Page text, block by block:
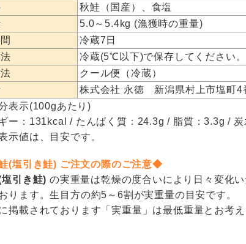
秋鮭（国産）、食塩
5.0～5.4kg (漁獲時の重量)
冷蔵7日
冷蔵(5℃以下)で保存してください。
クール便（冷蔵）
株式会社 永徳 新潟県村上市塩町4
表示(100gあたり)
ー：131kcal / たんぱく質：24.3g / 脂質：3.3g /
示値は、目安です。
(塩引き鮭) ご注文の際のご注意◆
塩引き鮭)の実重量は乾燥の度合いにより日々変化
ります。生目方の約5～6割が実重量の目安です。
掲載されております「実重量」は最低重量とお考え